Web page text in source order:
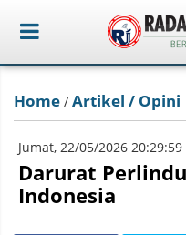
Home / Artikel / Opini
Jumat, 22/05/2026
Darurat
Indonesia